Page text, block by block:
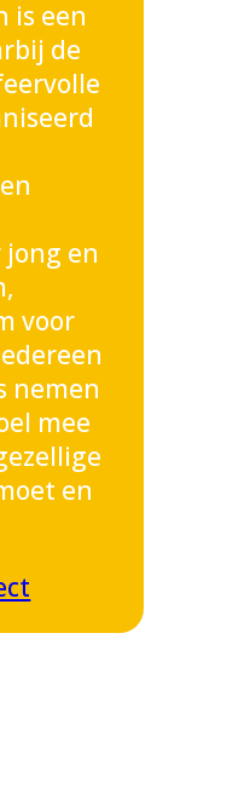
is een
de
en
voor
nemen
mee
en